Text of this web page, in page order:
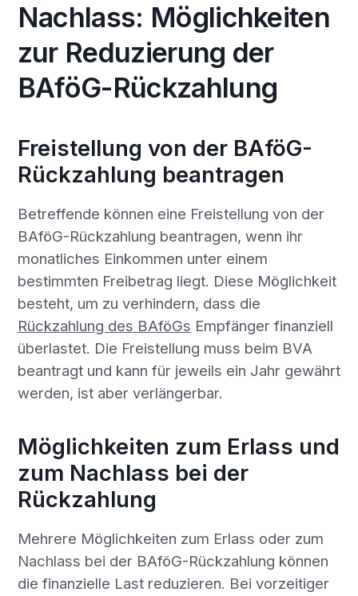
Nachlass: Möglichkeiten
zur Reduzierung der
BAföG-Rückzahlung
Freistellung von der BAföG-
Rückzahlung beantragen
Betreffende können eine Freistellung von der
BAföG-Rückzahlung beantragen, wenn ihr
monatliches Einkommen unter einem
bestimmten Freibetrag liegt. Diese Möglichkeit
besteht, um zu verhindern, dass die
Rückzahlung des BAföGs Empfänger finanziell
überlastet. Die Freistellung muss beim BVA
beantragt und kann für jeweils ein Jahr gewährt
werden, ist aber verlängerbar.
Möglichkeiten zum Erlass und
zum Nachlass bei der
Rückzahlung
Mehrere Möglichkeiten zum Erlass oder zum
Nachlass bei der BAföG-Rückzahlung können
die finanzielle Last reduzieren. Bei vorzeitiger